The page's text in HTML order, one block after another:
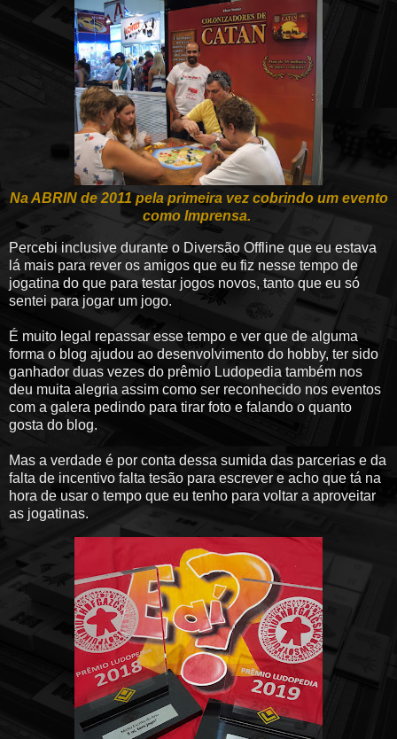
Na ABRIN de 2011 pela primeira vez cobrindo um evento
como Imprensa.
Percebi inclusive durante o Diversão Offline que eu estava
lá mais para rever os amigos que eu fiz nesse tempo de
jogatina do que para testar jogos novos, tanto que eu só
sentei para jogar um jogo.
É muito legal repassar esse tempo e ver que de alguma
forma o blog ajudou ao desenvolvimento do hobby, ter sido
ganhador duas vezes do prêmio Ludopedia também nos
deu muita alegria assim como ser reconhecido nos eventos
com a galera pedindo para tirar foto e falando o quanto
gosta do blog.
Mas a verdade é por conta dessa sumida das parcerias e da
falta de incentivo falta tesão para escrever e acho que tá na
hora de usar o tempo que eu tenho para voltar a aproveitar
as jogatinas.